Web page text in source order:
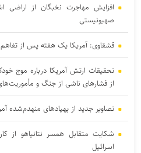
افزایش مهاجرت نخبگان از اراضی
صهیونیستی
قشقاوی: آمریکا یک هفته پس از تفاهم
تحقیقات ارتش آمریکا درباره موج
از فشار‌های ناشی از جنگ و
تصاویر جدید از پهپاد‌های منهدم‌شده
شکایت متقابل همسر نتانیاهو از
اسرائیل